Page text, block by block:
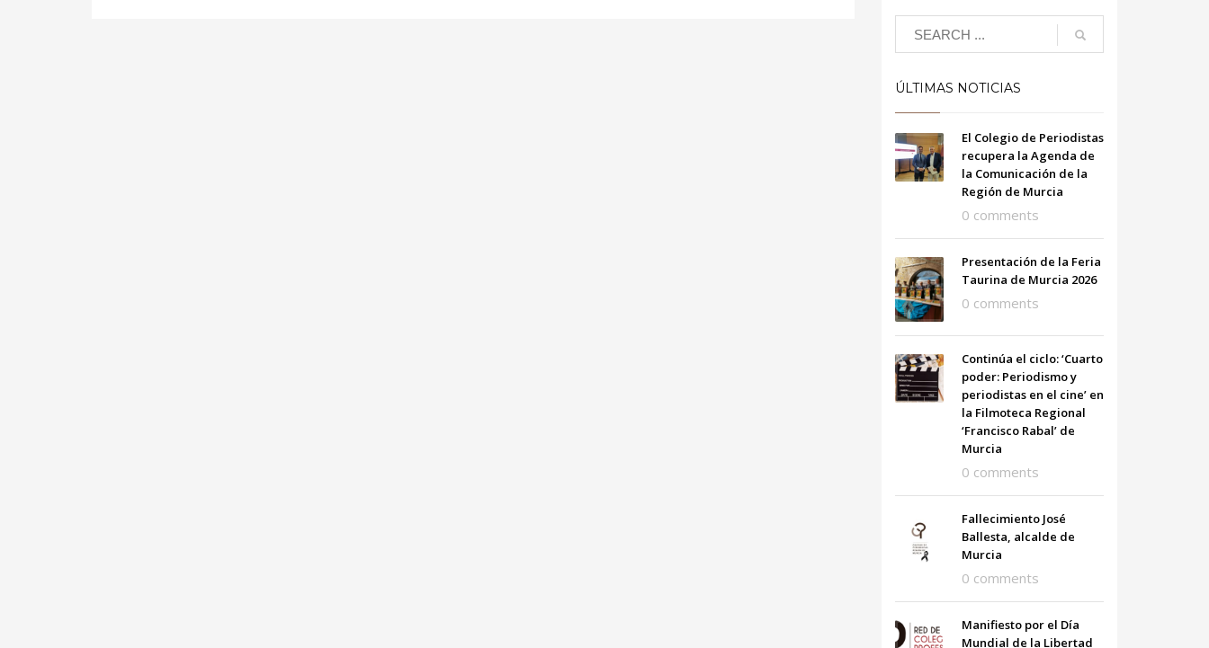
ÚLTIMAS NOTICIAS
El Colegio de Periodistas
recupera la Agenda de
la Comunicación de la
Región de Murcia
0 comments
Presentación de la Feria
Taurina de Murcia 2026
0 comments
Continúa el ciclo: ‘Cuarto
poder: Periodismo y
periodistas en el cine’ en
la Filmoteca Regional
‘Francisco Rabal’ de
Murcia
0 comments
Fallecimiento José
Ballesta, alcalde de
Murcia
0 comments
Manifiesto por el Día
Mundial de la Libertad